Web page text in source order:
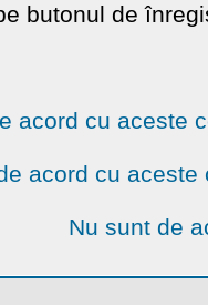
butonul de
acord cu aceste
acord cu
Nu sunt de